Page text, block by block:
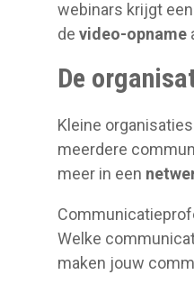
webinars krijgt
de video-opname
De
Kleine
meerdere
meer in een
Welke
maken jouw